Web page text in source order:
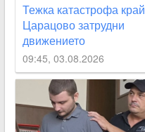
Тежка катастрофа край
Царацово затрудни
движението
09:45, 03.08.2026